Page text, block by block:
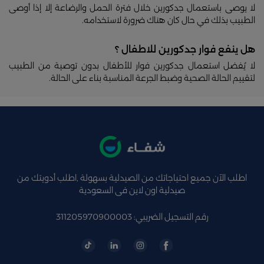
لا يوصى باستعمال جدكورين خلال فترة الحمل والرضاعة إلا إذا أوصى
الطبيب بذلك في حال كان هناك ضرورة لاستخدامه.
هل ينفع فوار جدكورين للاطفال ؟
لا يُفضل استعمال جدكورين فوار للأطفال بدون توصية من الطبيب
لتقييم الحالة الصحية وضبط الجرعة المناسبة بناء على الحالة.
اطلب الآن جميع احتياجاتك من الصيدلية بسهولة ,اطلب أدويتك من
صيدلية اون لاين فى السعودية
رقم التسجيل الضريبي: 311205970900003